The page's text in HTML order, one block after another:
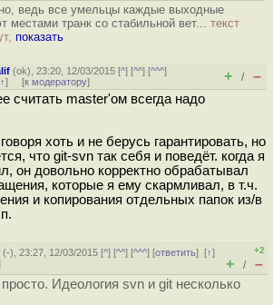
ведь все умельцы каждые выходные
местами транк со стабильной вет... текст
показать
(ok), 23:20, 12/03/2015 [^] [^^] [^^^]
↑] [к модератору] + / –
считать master'ом всегда надо
хоть и не берусь гарантировать, но
что git-svn так себя и поведёт. когда я
он довольно корректно обрабатывал
которые я ему скармливал, в т.ч.
и копирования отдельных папок из/в
(-), 23:27, 12/03/2015 [^] [^^] [^^^] [ответить][↑]
+2
+ / –
Идеология svn и git несколько